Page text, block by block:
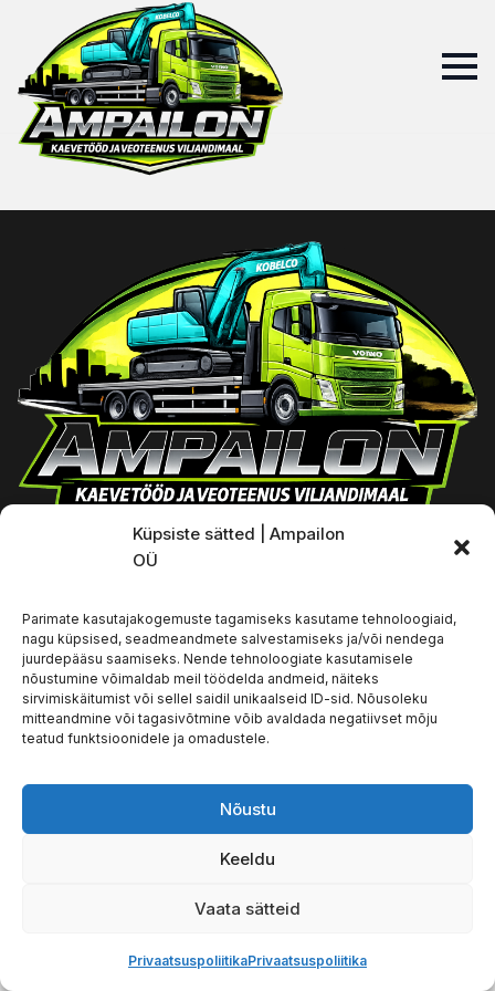
Küpsiste sätted | Ampailon
OÜ
Parimate kasutajakogemuste tagamiseks kasutame tehnoloogiaid,
nagu küpsised, seadmeandmete salvestamiseks ja/või nendega
juurdepääsu saamiseks. Nende tehnoloogiate kasutamisele
nõustumine võimaldab meil töödelda andmeid, näiteks
sirvimiskäitumist või sellel saidil unikaalseid ID-sid. Nõusoleku
mitteandmine või tagasivõtmine võib avaldada negatiivset mõju
teatud funktsioonidele ja omadustele.
Nõustu
Keeldu
Vaata sätteid
PrivaatsuspoliitikaPrivaatsuspoliitika
Autor:TarmoPajumagi
KAEVETÖÖD VILJANDIS
TEEMANTPUURIMINE JA SAAGIMINE
Kontaktandmed
Ampailon OÜ
info@ampailon.ee
Privaatsuspoliitika
Kodulehe valmistasFirmale OÜ